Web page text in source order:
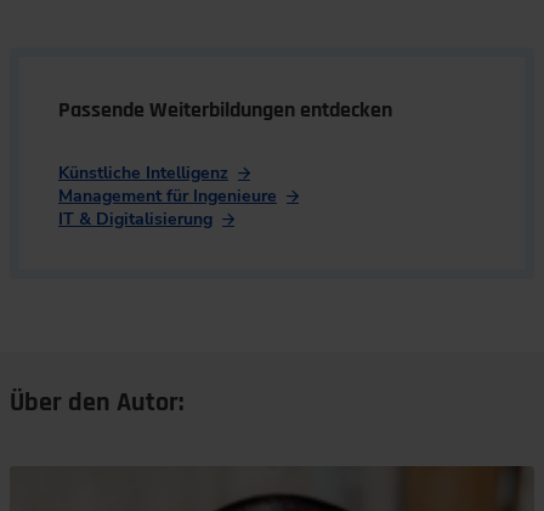
Passende Weiterbildungen entdecken
Künstliche Intelligenz
Management für Ingenieure
IT & Digitalisierung
Über den Autor: